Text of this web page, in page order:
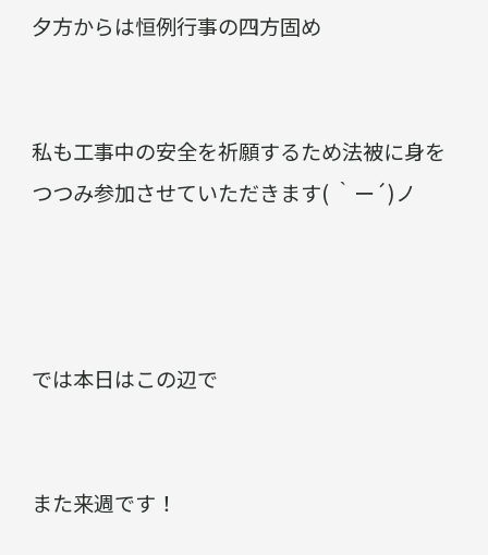
夕方からは恒例行事の四方固め
私も工事中の安全を祈願するため法被に身を
つつみ参加させていただきます( ｀ー´)ノ
では本日はこの辺で
また来週です！